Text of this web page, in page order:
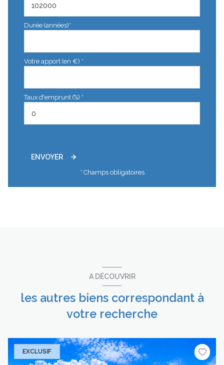
Durée (années)*
Votre apport (en €) *
Taux d'emprunt (%) *
ENVOYER
* Champs obligatoires
A DÉCOUVRIR
les autres biens correspondant à
votre recherche
EXCLUSIF